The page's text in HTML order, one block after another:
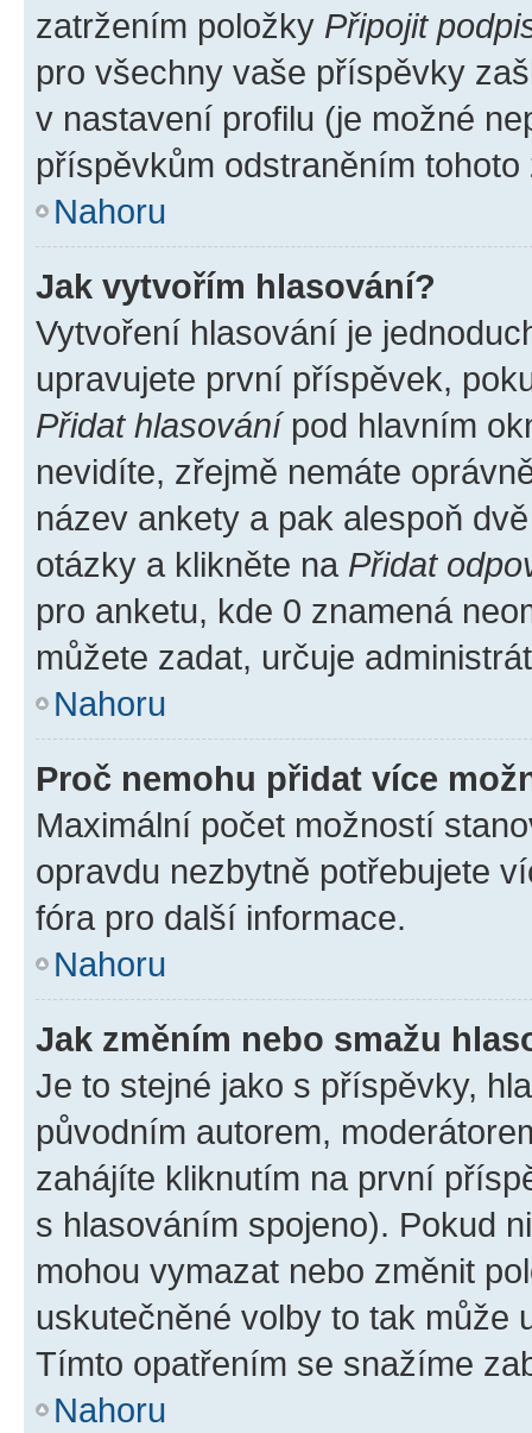
zatržením položky Připojit
pro všechny vaše příspěvky
v nastavení profilu (je možné
příspěvkům odstraněním
Nahoru
Jak vytvořím hlasování?
Vytvoření hlasování je
upravujete první příspěvek,
Přidat hlasovánípod hlavním
nevidíte, zřejmě nemáte
název ankety a pak alespoň
otázky a klikněte na Přidat
pro anketu, kde 0 znamená
můžete zadat, určuje
Nahoru
Proč nemohu přidat více
Maximální počet možností
opravdu nezbytně potřebujete
fóra pro další informace.
Nahoru
Jak změním nebo smažu
Je to stejné jako s příspěvky,
původním autorem,
zahájíte kliknutím na první
s hlasováním spojeno). Pokud
mohou vymazat nebo změnit
uskutečněné volby to tak může
Tímto opatřením se snažíme
Nahoru